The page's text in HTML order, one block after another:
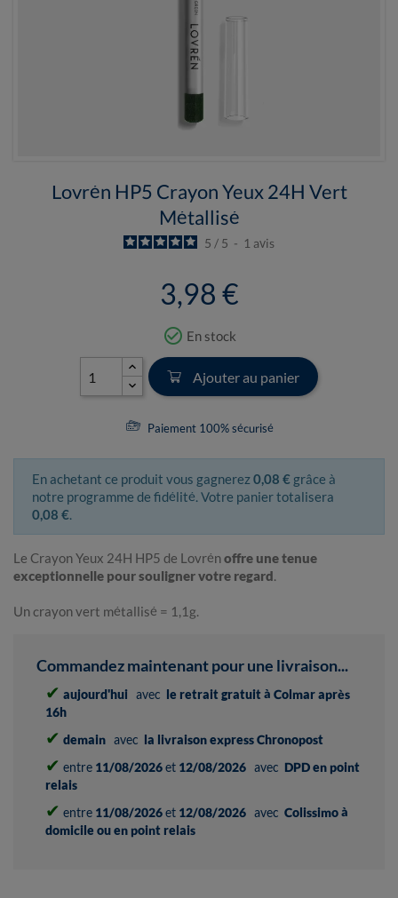
Lovrén HP5 Crayon Yeux 24H Vert
Métallisé
5 / 5 - 1 avis
3,98 €
check_circle_outline En stock
Ajouter au panier
Paiement 100% sécurisé
En achetant ce produit vous gagnerez0,08 € grâce à
notre programme de fidélité. Votre panier totalisera
0,08 €.
Le Crayon Yeux 24H HP5 de Lovrénoffre une tenue
exceptionnelle pour souligner votre regard.
Un crayon vert métallisé = 1,1g.
Commandez maintenant pour une livraison...
✔ aujourd'hui avec le retrait gratuit à Colmar après
16h
✔ demain avec la livraison express Chronopost
✔ entre 11/08/2026et 12/08/2026 avec DPD en point
relais
✔ entre 11/08/2026et 12/08/2026 avec Colissimo à
domicile ou en point relais